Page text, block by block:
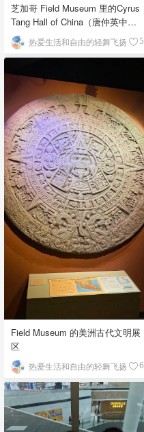
芝加哥 Field Museum 里的Cyrus
Tang Hall of China（唐仲英中国
馆） 热爱生活和自由的轻舞飞扬 5
Field Museum 的美洲古代文明展
区
热爱生活和自由的轻舞飞扬 6